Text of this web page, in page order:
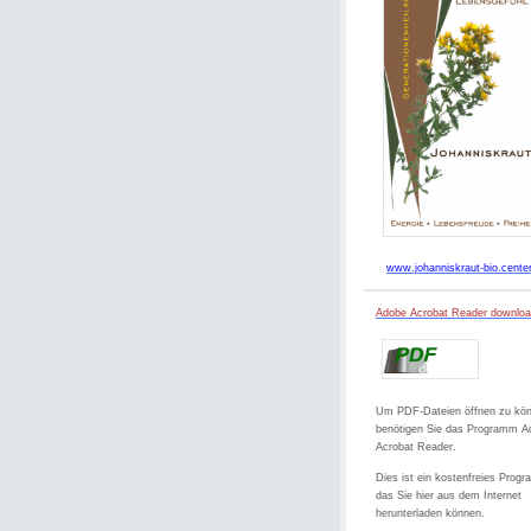
www.johanniskraut-bio.center
Adobe Acrobat Reader
Um PDF-Dateien öffnen zu
benötigen Sie das Programm
Acrobat Reader.
Dies ist ein kostenfreies
das Sie hier aus dem Internet
herunterladen können.